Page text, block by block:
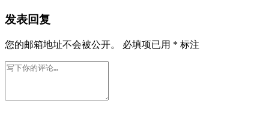
发表回复
您的邮箱地址不会被公开。 必填项已用 * 标注